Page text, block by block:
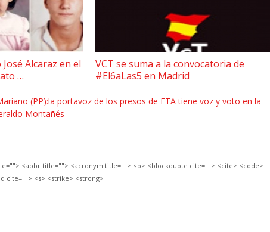
Alcaraz en el
…
VCT se suma a la convocatoria de
#El6aLas5 en Madrid
(PP):la portavoz de los presos de ETA tiene voz y voto en la
Montañés
<abbr title=""> <acronym title=""> <b> <blockquote cite=""> <cite> <code>
cite=""> <s> <strike> <strong>